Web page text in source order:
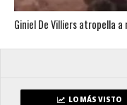
Giniel De Villiers atropella
LO MÁS VISTO